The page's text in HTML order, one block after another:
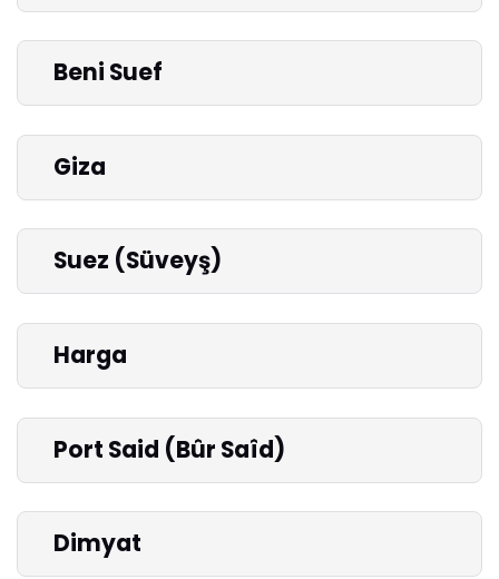
Beni Suef
Giza
Suez (Süveyş)
Harga
Port Said (Bûr Saîd)
Dimyat